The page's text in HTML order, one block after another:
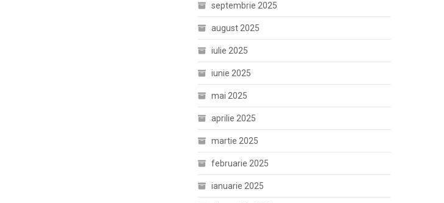
septembrie 2025
august 2025
iulie 2025
iunie 2025
mai 2025
aprilie 2025
martie 2025
februarie 2025
ianuarie 2025